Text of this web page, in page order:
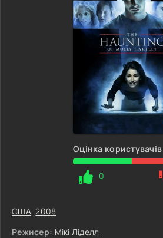
Оцінка користувачів
0
США,2008
Режисер: Мікі Ліделл